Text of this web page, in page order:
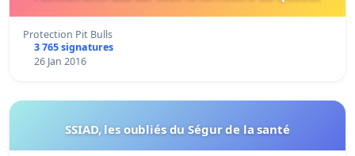
Protection Pit Bulls
3 765 signatures
26 Jan 2016
SSIAD, les oubliés du Ségur de la santé